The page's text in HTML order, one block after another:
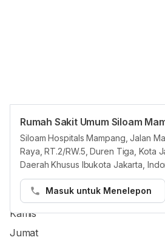
Rumah Sakit Umum Siloam
Siloam Hospitals Mampang, Jalan
Raya, RT.2/RW.5, Duren Tiga, Kota
Daerah Khusus Ibukota Jakarta,
Masuk untuk Menelepon
Jam reguler
Senin
Rabu
Kamis
Jumat